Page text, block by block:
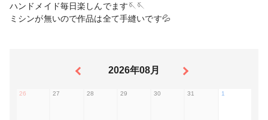
ハンドメイド毎日楽しんでます🪡🪡
ミシンが無いので作品は全て手縫いです💦
2026年08月
26 27 28 29 30 31 1